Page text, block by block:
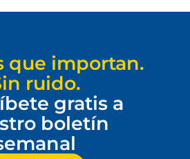
que importan.
ruido.
gratis a
boletín